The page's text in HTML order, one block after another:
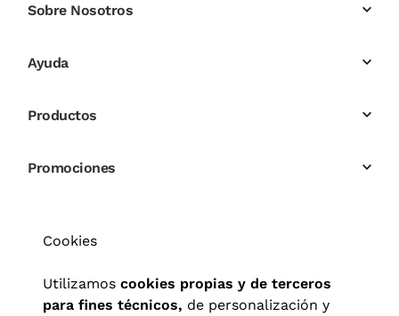
Sobre Nosotros
Ayuda
Productos
Promociones
Cookies
Utilizamos cookies propias y de terceros
para fines técnicos, de personalización y